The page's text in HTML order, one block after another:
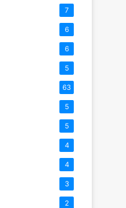
7
6
6
5
63
5
5
4
4
3
2